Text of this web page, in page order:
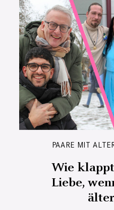
PAARE MIT
Wie
Liebe,